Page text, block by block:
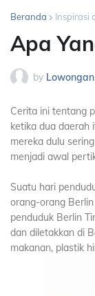
Beranda Inspirasi
Apa
by
Cerita ini tentang
ketika dua daerah
mereka dulu
menjadi awal
Suatu hari
orang-orang
penduduk Berlin
dan diletakkan di
makanan, plastik